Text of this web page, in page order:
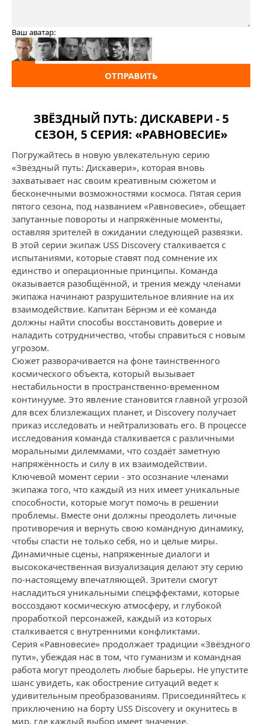
Ваш аватар:
ОТПРАВИТЬ
ЗВЁЗДНЫЙ ПУТЬ: ДИСКАВЕРИ - 5
СЕЗОН, 5 СЕРИЯ: «РАВНОВЕСИЕ»
Погружайтесь в новую увлекательную серию
«Звёздный путь: Дискавери», которая вновь
захватывает нас своим креативным сюжетом и
бесконечными возможностями космоса. Пятая серия
пятого сезона, под названием «Равновесие», обещает
запутанные повороты и напряжённые моменты,
оставляя зрителей в ожидании следующей развязки.
В этой серии экипаж USS Discovery сталкивается с
испытаниями, которые ставят под сомнение их
единство и операционные принципы. Команда
оказывается разобщённой, и трения между членами
экипажа начинают разрушительное влияние на их
взаимодействие. Капитан Бёрнэм и её команда
должны найти способы восстановить доверие и
наладить сотрудничество, чтобы справиться с новым
угрозом.
Сюжет разворачивается на фоне таинственного
космического объекта, который вызывает
нестабильности в пространственно-временном
континууме. Это явление становится главной угрозой
для всех близлежащих планет, и Discovery получает
приказ исследовать и нейтрализовать его. В процессе
исследования команда сталкивается с различными
моральными дилеммами, что создаёт заметную
напряжённость и силу в их взаимодействии.
Ключевой момент серии - это осознание членами
экипажа того, что каждый из них имеет уникальные
способности, которые могут помочь в решении
проблемы. Вместе они должны преодолеть личные
противоречия и вернуть свою командную динамику,
чтобы спасти не только себя, но и целые миры.
Динамичные сцены, напряженные диалоги и
высококачественная визуализация делают эту серию
по-настоящему впечатляющей. Зрители смогут
насладиться уникальными спецэффектами, которые
воссоздают космическую атмосферу, и глубокой
проработкой персонажей, каждый из которых
сталкивается с внутренними конфликтами.
Серия «Равновесие» продолжает традиции «Звёздного
пути», убеждая нас в том, что гуманизм и командная
работа могут преодолеть любые барьеры. Не упустите
шанс увидеть, как обострение ситуаций ведет к
удивительным преобразованиям. Присоединяйтесь к
приключению на борту USS Discovery и окунитесь в
мир, где каждый выбор имеет значение.